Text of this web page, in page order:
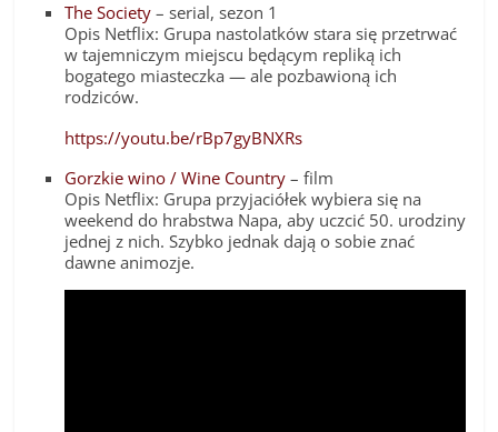
The Society – serial, sezon 1
Opis Netflix: Grupa nastolatków stara się przetrwać
w tajemniczym miejscu będącym repliką ich
bogatego miasteczka — ale pozbawioną ich
rodziców.
https://youtu.be/rBp7gyBNXRs
Gorzkie wino / Wine Country – film
Opis Netflix: Grupa przyjaciółek wybiera się na
weekend do hrabstwa Napa, aby uczcić 50. urodziny
jednej z nich. Szybko jednak dają o sobie znać
dawne animozje.